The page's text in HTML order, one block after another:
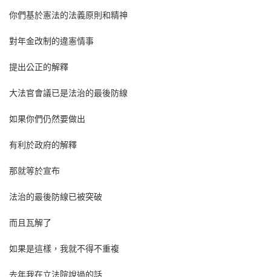
你們基於憲法的法義原則和精神
對年金改制的違憲情事
提出公正的解釋
大法官會議已是法治的最後防線
如果你們仍然要做出
有利於政府的解釋
那就等於宣布
法治的最後防線已被突破
而且瓦解了
如果是這樣，我就不得不重複
去年我在立法院說過的話